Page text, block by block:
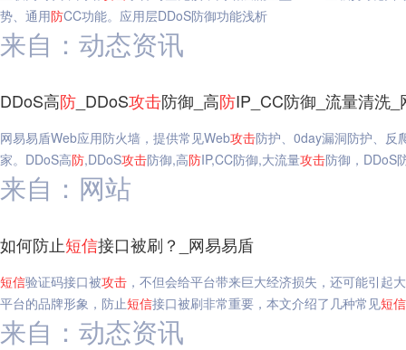
势、通用防CC功能。应用层DDoS防御功能浅析
来自：动态资讯
DDoS高防 _DDoS攻击防御_高防IP_CC防御_流量清洗_
网易易盾Web应用防火墙，提供常见Web攻击防护、0day漏洞防护、反
家。DDoS高防,DDoS攻击防御,高防IP,CC防御,大流量攻击防御，DDoS
来自：网站
如何防止短信接口被刷？_网易易盾
短信验证码接口被攻击 ，不但会给平台带来巨大经济损失，还可能引起
平台的品牌形象，防止短信接口被刷非常重要，本文介绍了几种常见短信
来自：动态资讯